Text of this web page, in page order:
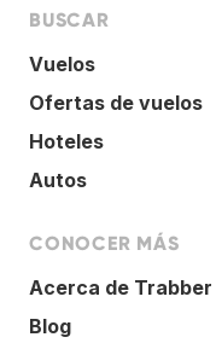
BUSCAR
Vuelos
Ofertas de vuelos
Hoteles
Autos
CONOCER MÁS
Acerca de Trabber
Blog